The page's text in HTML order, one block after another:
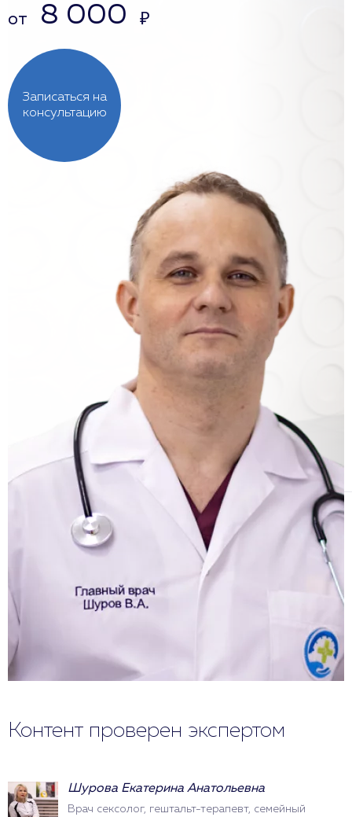
Записаться на
консультацию
от 8 000 ₽
Контент проверен экспертом
Шурова Екатерина Анатольевна
Врач сексолог, гештальт-терапевт, семейный